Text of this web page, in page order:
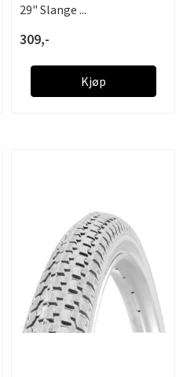
29" Slange ...
309,-
Kjøp